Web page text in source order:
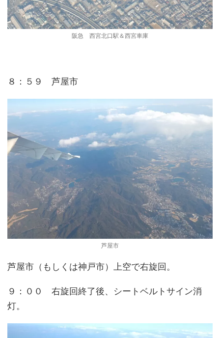
阪急 西宮北口駅＆西宮車庫
８：５９ 芦屋市
芦屋市
芦屋市（もしくは神戸市）上空で右旋回。
９：００ 右旋回終了後、シートベルトサイン消
灯。